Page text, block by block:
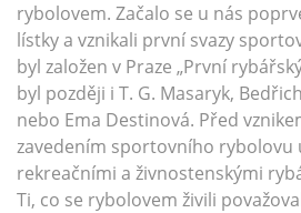
rybolovem. Začalo se u nás
lístky a vznikali první svazy
byl založen v Praze „První
byl později i T. G. Masaryk,
nebo Ema Destinová. Před
zavedením sportovního rybolovu
rekreačními a živnostenskými
Ti, co se rybolovem živili